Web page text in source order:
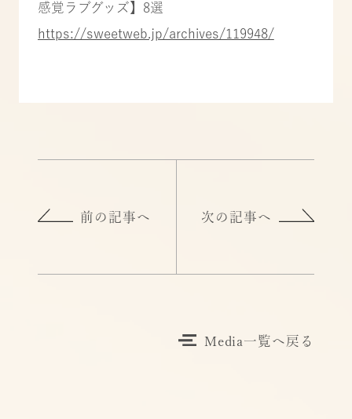
感覚ラブグッズ】8選
https://sweetweb.jp/archives/119948/
前の記事へ
Media一覧へ戻る
次の記事へ